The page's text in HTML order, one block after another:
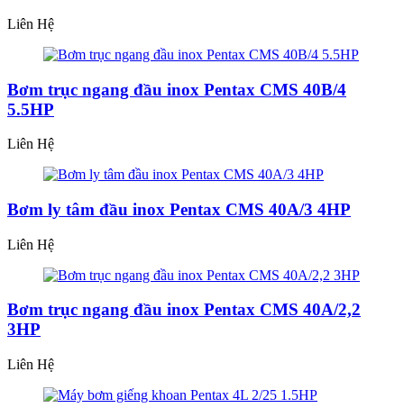
Liên Hệ
Bơm trục ngang đầu inox Pentax CMS 40B/4
5.5HP
Liên Hệ
Bơm ly tâm đầu inox Pentax CMS 40A/3 4HP
Liên Hệ
Bơm trục ngang đầu inox Pentax CMS 40A/2,2
3HP
Liên Hệ